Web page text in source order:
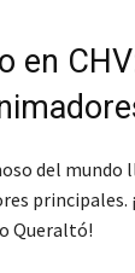
en
del mundo
principales.
Queraltó!